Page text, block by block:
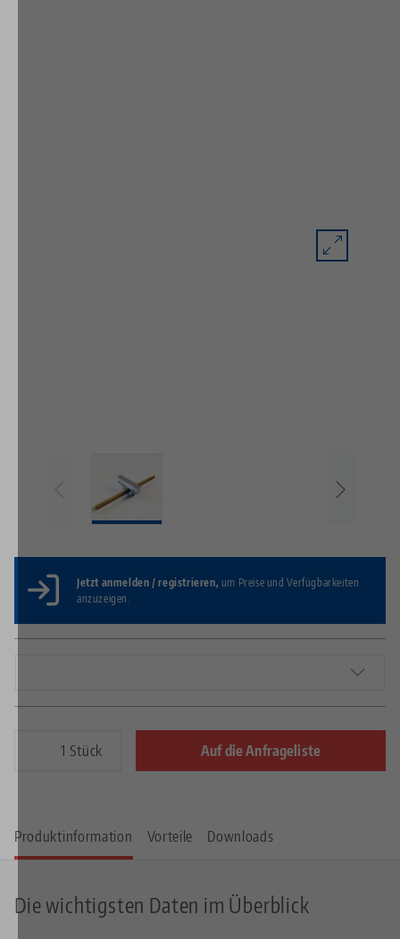
Jetzt anmelden / registrieren,um Preise und Verfügbarkeiten
anzuzeigen.
Stück Auf die Anfrageliste
Produktinformation Vorteile Downloads
Die wichtigsten Daten im Überblick